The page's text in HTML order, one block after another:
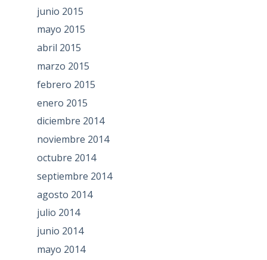
junio 2015
mayo 2015
abril 2015
marzo 2015
febrero 2015
enero 2015
diciembre 2014
noviembre 2014
octubre 2014
septiembre 2014
agosto 2014
julio 2014
junio 2014
mayo 2014